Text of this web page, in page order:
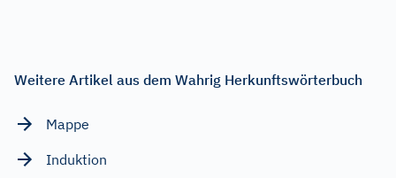
Weitere Artikel aus dem Wahrig Herkunftswörterbuch
Mappe
Induktion